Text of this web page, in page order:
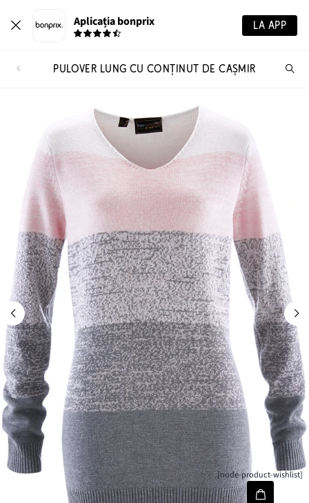
Aplicația bonprix LA APP
PULOVER LUNG CU CONȚINUT DE CAŞMIR
[node-product-wishlist]